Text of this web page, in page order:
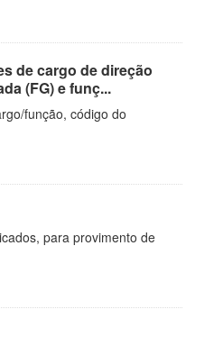
de cargo de direção
(FG) e funç...
função, código do
para provimento de